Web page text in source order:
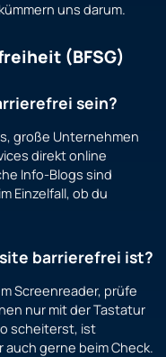
uns darum.
(BFSG)
sein?
große Unternehmen
direkt online
Info-Blogs sind
Einzelfall, ob du
barrierefrei ist?
Screenreader, prüfe
nur mit der Tastatur
scheiterst, ist
gerne beim Check.